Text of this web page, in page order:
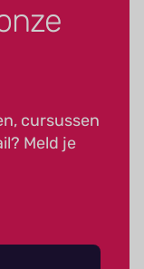
cursussen
Meld je